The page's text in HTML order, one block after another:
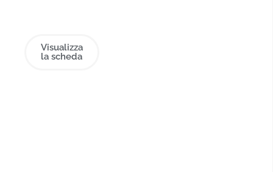
Visualizza
la scheda